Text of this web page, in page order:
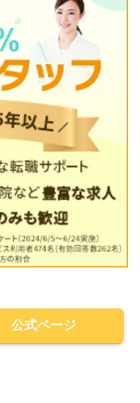
公式ページ